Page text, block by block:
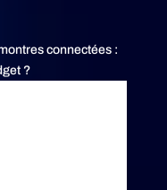
connectées :
?